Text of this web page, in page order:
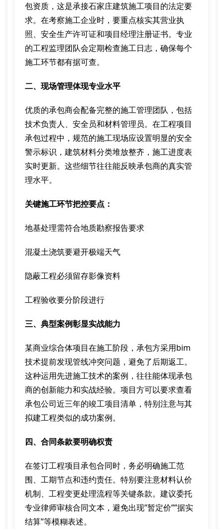
包资质，这是承接石家庄建筑施工项目的法定要
求。在考察施工企业时，要重点核实其营业执
照、安全生产许可证和项目经理注册证书。专业
的工程监理团队会定期检查施工日志，确保每个
施工环节都有据可查。
二、现场管理体现专业水平
优质的承包商会配备完整的施工管理团队，包括
技术负责人、安全员和材料管理员。在工程项目
承包过程中，规范的施工现场应设置明显的安全
警示标识，建筑材料分类堆放整齐，施工进度表
实时更新。这些细节往往能反映承包商的真实管
理水平。
关键施工环节把控要点：
地基处理需符合地质勘察报告要求
混凝土浇筑要避开极端天气
隐蔽工程必须留存影像资料
工程验收要分阶段进行
三、典型案例彰显实战能力
某商业综合体项目在施工阶段，承包方采用bim
技术提前发现管线冲突问题，避免了后期返工。
这种运用先进施工技术的案例，往往能体现承包
商的创新能力和实战经验。项目方可以要求查看
承包公司近三年的竣工项目清单，特别注意与其
拟建工程类似的成功案例。
四、合同条款要明确权责
在签订工程项目承包合同时，务必明确施工范
围、工期节点和违约责任。特别要注意材料认价
机制、工程变更处理流程等关键条款。建议委托
专业律师审核合同文本，避免出现”暂定价””据实
结算”等模糊表述。